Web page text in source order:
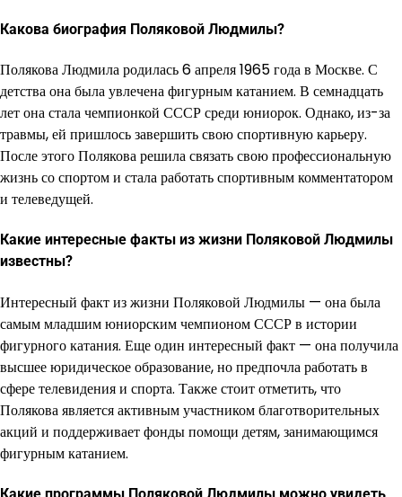
Какова биография Поляковой Людмилы?
Полякова Людмила родилась 6 апреля 1965 года в Москве. С
детства она была увлечена фигурным катанием. В семнадцать
лет она стала чемпионкой СССР среди юниорок. Однако, из-за
травмы, ей пришлось завершить свою спортивную карьеру.
После этого Полякова решила связать свою профессиональную
жизнь со спортом и стала работать спортивным комментатором
и телеведущей.
Какие интересные факты из жизни Поляковой Людмилы
известны?
Интересный факт из жизни Поляковой Людмилы — она была
самым младшим юниорским чемпионом СССР в истории
фигурного катания. Еще один интересный факт — она получила
высшее юридическое образование, но предпочла работать в
сфере телевидения и спорта. Также стоит отметить, что
Полякова является активным участником благотворительных
акций и поддерживает фонды помощи детям, занимающимся
фигурным катанием.